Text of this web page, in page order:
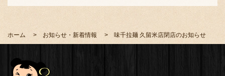
ホーム お知らせ・新着情報 味千拉麺 久留米店閉店のお知らせ